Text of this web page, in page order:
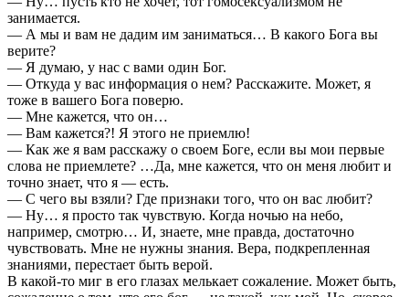
занимается.
— А мы и вам не дадим им заниматься… В какого Бога вы
верите?
— Я думаю, у нас с вами один Бог.
— Откуда у вас информация о нем? Расскажите. Может, я
тоже в вашего Бога поверю.
— Мне кажется, что он…
— Вам кажется?! Я этого не приемлю!
— Как же я вам расскажу о своем Боге, если вы мои первые
слова не приемлете? …Да, мне кажется, что он меня любит и
точно знает, что я — есть.
— С чего вы взяли? Где признаки того, что он вас любит?
— Ну… я просто так чувствую. Когда ночью на небо,
например, смотрю… И, знаете, мне правда, достаточно
чувствовать. Мне не нужны знания. Вера, подкрепленная
знаниями, перестает быть верой.
В какой-то миг в его глазах мелькает сожаление. Может быть,